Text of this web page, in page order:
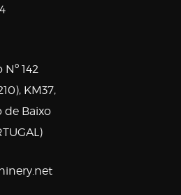
142
KM37,
de Baixo